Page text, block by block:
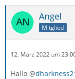
Angel
Mitglied
12. März 2022 um
Hallo @